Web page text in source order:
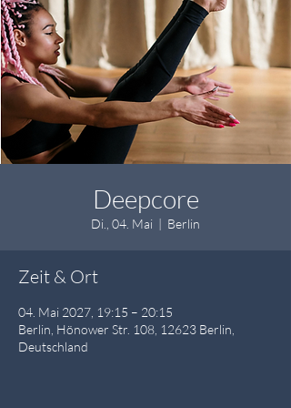
Deepcore
Di., 04. Mai
  |
Berlin
Zeit & Ort
04. Mai 2027, 19:15 – 20:15
Berlin, Hönower Str. 108, 12623 Berlin,
Deutschland